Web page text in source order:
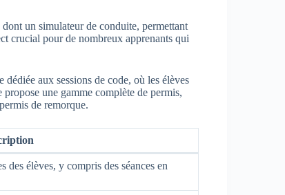
un simulateur de conduite, permettant
crucial pour de nombreux apprenants qui
dédiée aux sessions de code, où les élèves
une gamme complète de permis,
de remorque.
des élèves, y compris des séances en